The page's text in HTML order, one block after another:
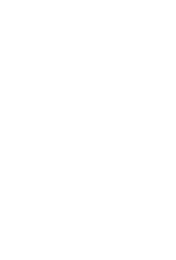
注意下さい。